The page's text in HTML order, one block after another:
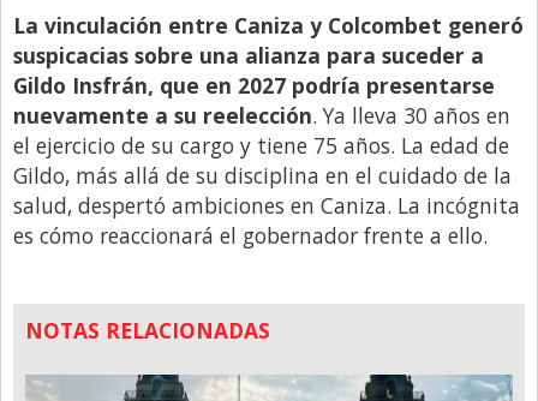
La vinculación entre Caniza y Colcombet generó
suspicacias sobre una alianza para suceder a
Gildo Insfrán, que en 2027 podría presentarse
nuevamente a su reelección. Ya lleva 30 años en
el ejercicio de su cargo y tiene 75 años. La edad de
Gildo, más allá de su disciplina en el cuidado de la
salud, despertó ambiciones en Caniza. La incógnita
es cómo reaccionará el gobernador frente a ello.
NOTAS RELACIONADAS